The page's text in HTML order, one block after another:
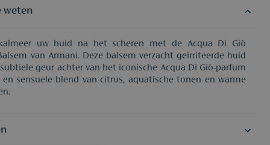
weten
uw huid na het scheren met de Acqua Di Giò
van Armani. Deze balsem verzacht geïrriteerde huid
geur achter van het iconische Acqua Di Giò-parfum
en sensuele blend van citrus, aquatische tonen en warme